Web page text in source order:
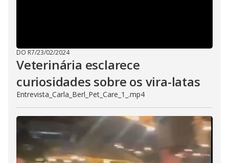
DO R7/23/02/2024
Veterinária esclarece
curiosidades sobre os vira-latas
Entrevista_Carla_Berl_Pet_Care_1_.mp4